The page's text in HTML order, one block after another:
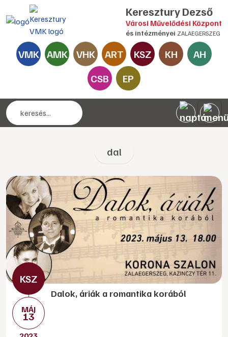
Keresztury Dezső
Városi Művelődési Központ
és intézményei ZALAEGERSZEG
VMK AMK VHK ART KSZ KH
AH
CSB
EP
dal
MÁJ
13
Dalok, áriák a romantika korából